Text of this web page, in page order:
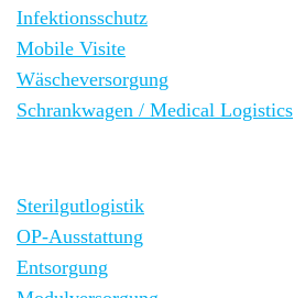
Infektionsschutz
Mobile Visite
Wäscheversorgung
Schrankwagen / Medical Logistics
Sterilgutlogistik
OP-Ausstattung
Entsorgung